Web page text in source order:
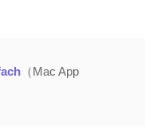
（Mac App